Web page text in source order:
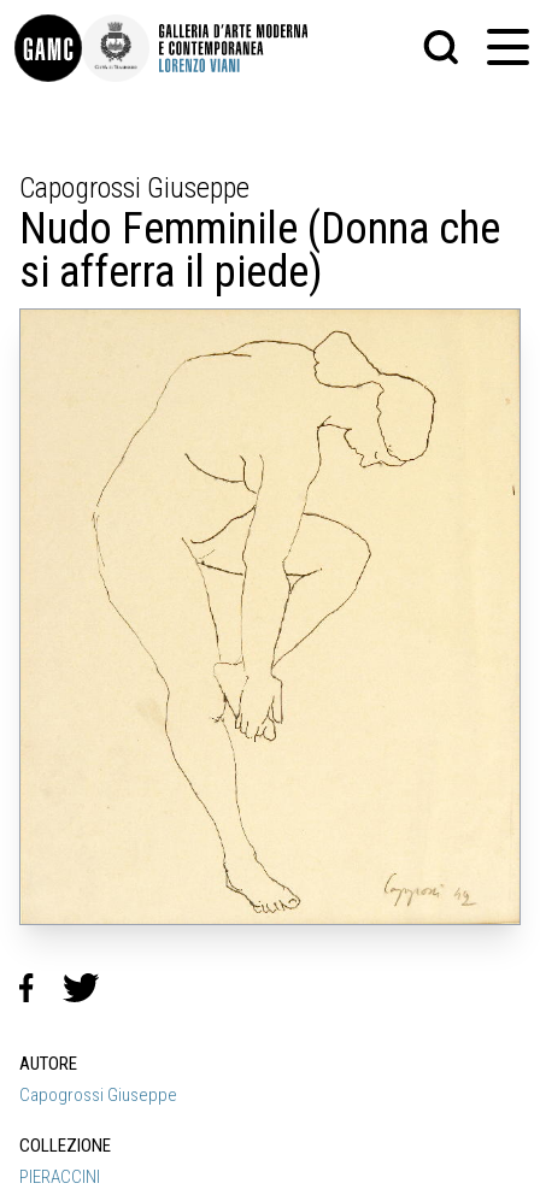
CONTATTI
DIDATTICA
SHOP
LE COLLEZIONI
GLI AUTORI
PALAZZO DELLE MUSE
SCULTURA
STAMPA
ALTRO
MATRICI XILOGRAFICHE
FOTOGRAFIA
Capogrossi Giuseppe
Nudo Femminile (Donna che
si afferra il piede)
AUTORE
Capogrossi Giuseppe
COLLEZIONE
PIERACCINI